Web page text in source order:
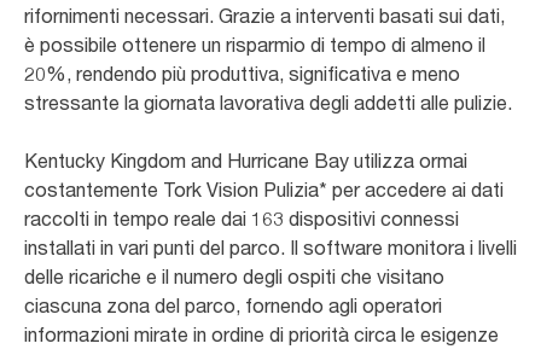
rifornimenti necessari. Grazie a interventi basati sui dati,
è possibile ottenere un risparmio di tempo di almeno il
20%, rendendo più produttiva, significativa e meno
stressante la giornata lavorativa degli addetti alle pulizie.
Kentucky Kingdom and Hurricane Bay utilizza ormai
costantemente Tork Vision Pulizia* per accedere ai dati
raccolti in tempo reale dai 163 dispositivi connessi
installati in vari punti del parco. Il software monitora i livelli
delle ricariche e il numero degli ospiti che visitano
ciascuna zona del parco, fornendo agli operatori
informazioni mirate in ordine di priorità circa le esigenze